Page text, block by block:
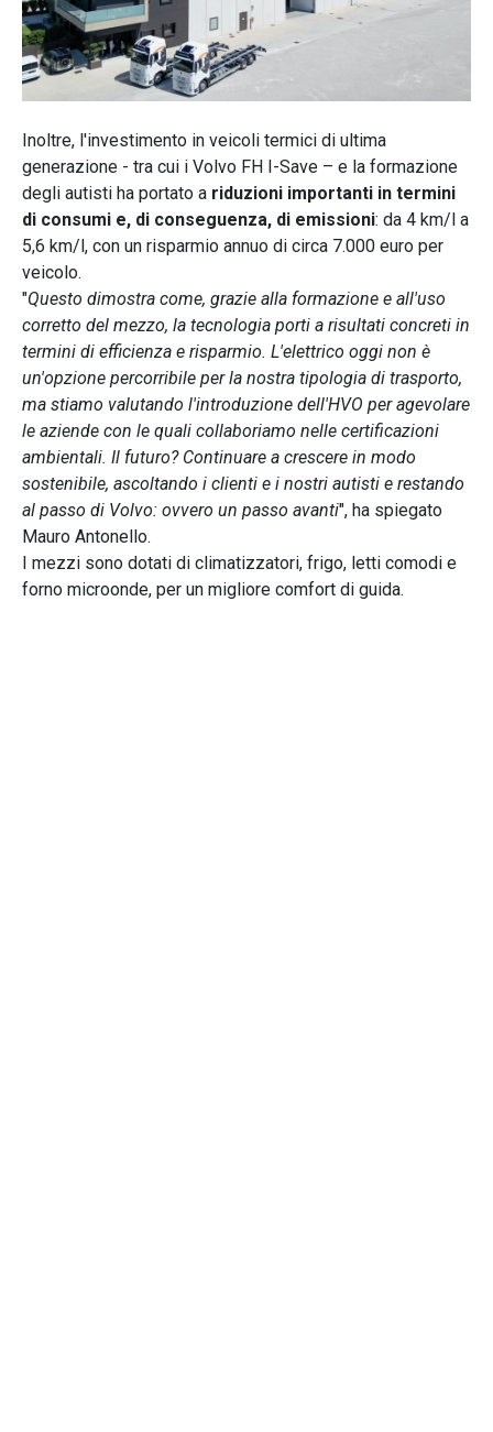
Inoltre, l'investimento in veicoli termici di ultima
generazione - tra cui i Volvo FH I-Save – e la formazione
degli autisti ha portato a riduzioni importanti in termini
di consumi e, di conseguenza, di emissioni: da 4 km/l a
5,6 km/l, con un risparmio annuo di circa 7.000 euro per
veicolo.
"Questo dimostra come, grazie alla formazione e all'uso
corretto del mezzo, la tecnologia porti a risultati concreti in
termini di efficienza e risparmio. L'elettrico oggi non è
un'opzione percorribile per la nostra tipologia di trasporto,
ma stiamo valutando l'introduzione dell'HVO per agevolare
le aziende con le quali collaboriamo nelle certificazioni
ambientali. Il futuro? Continuare a crescere in modo
sostenibile, ascoltando i clienti e i nostri autisti e restando
al passo di Volvo: ovvero un passo avanti", ha spiegato
Mauro Antonello.
I mezzi sono dotati di climatizzatori, frigo, letti comodi e
forno microonde, per un migliore comfort di guida.